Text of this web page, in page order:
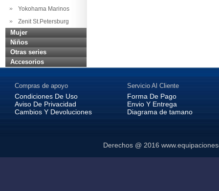
Yokohama Marinos
Zenit St.Petersburg
Mujer
Niños
Otras series
Accesorios
Compras de apoyo
Condiciones De Uso
Aviso De Privacidad
Cambios Y Devoluciones
Servicio Al Cliente
Forma De Pago
Envio Y Entrega
Diagrama de tamano
Derechos @ 2016